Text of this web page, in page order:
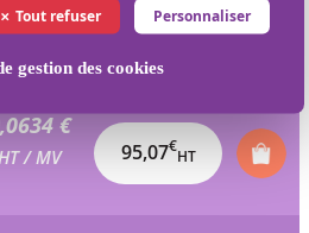
Tout refuser Personnaliser
gestion des cookies
/ MV 36,42€
HT
€
/ MV 95,07€
HT